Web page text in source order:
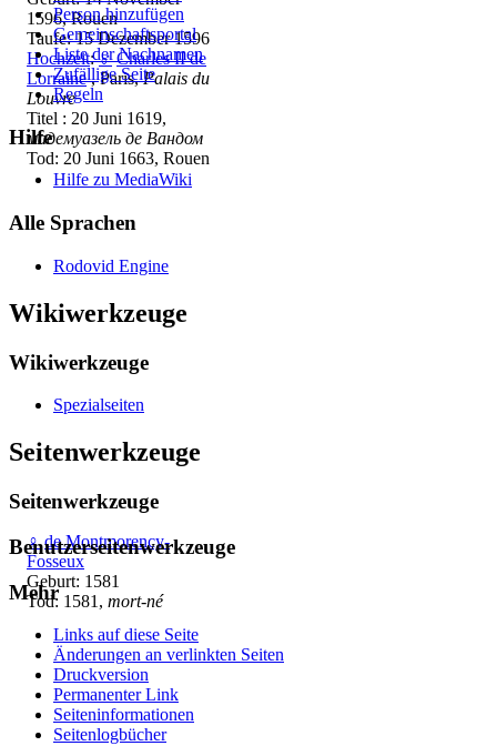
1596, Rouen
Taufe: 15 Dezember 1596
Hochzeit:♂ Charles II de
Lorraine, Paris,Palais du
Louvre
Titel : 20 Juni 1619,
мадемуазель де Вандом
Tod: 20 Juni 1663, Rouen
♀ de Montmorency-
Fosseux
Geburt: 1581
Tod: 1581, mort-né
Person hinzufügen
Gemeinschafts­portal
Liste der Nachnamen
Zufällige Seite
Regeln
Hilfe
Hilfe zu MediaWiki
Alle Sprachen
Rodovid Engine
Wikiwerkzeuge
Wikiwerkzeuge
Spezialseiten
Seitenwerkzeuge
Seitenwerkzeuge
Benutzerseitenwerkzeuge
Mehr
Links auf diese Seite
Änderungen an verlinkten Seiten
Druckversion
Permanenter Link
Seiten­­informationen
Seitenlogbücher